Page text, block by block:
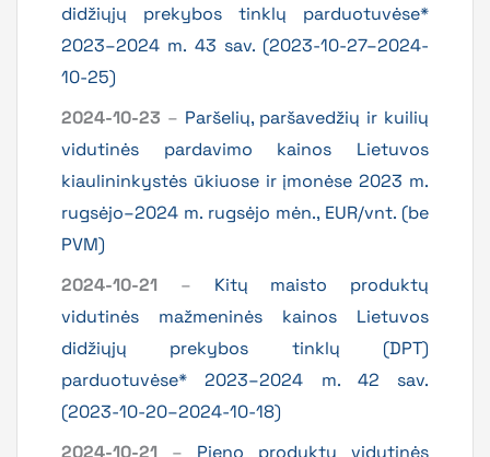
didžiųjų prekybos tinklų parduotuvėse*
2023–2024 m. 43 sav. (2023-10-27–2024-
10-25)
2024-10-23 – Paršelių, paršavedžių ir kuilių
vidutinės pardavimo kainos Lietuvos
kiaulininkystės ūkiuose ir įmonėse 2023 m.
rugsėjo–2024 m. rugsėjo mėn., EUR/vnt. (be
PVM)
2024-10-21 – Kitų maisto produktų
vidutinės mažmeninės kainos Lietuvos
didžiųjų prekybos tinklų (DPT)
parduotuvėse* 2023–2024 m. 42 sav.
(2023-10-20–2024-10-18)
2024-10-21 – Pieno produktų vidutinės